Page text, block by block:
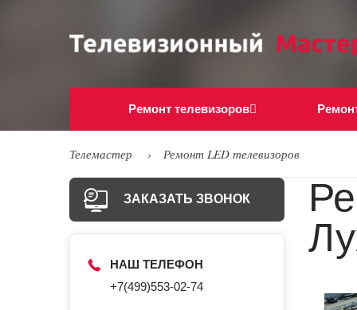
Ремонт телевизоров
Телемастер Ремонт LED телевизоров
ЗАКАЗАТЬ ЗВОНОК
НАШ ТЕЛЕФОН
+7(499)553-02-74